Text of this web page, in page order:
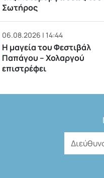
Σωτήρος
06.08.2026 | 14:44
Η μαγεία του Φεστιβάλ
Παπάγου – Χολαργού
επιστρέφει